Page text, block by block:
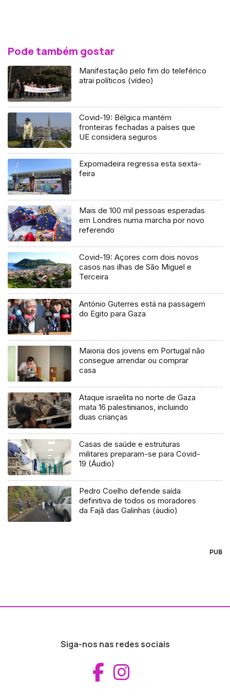
Pode também gostar
Manifestação pelo fim do teleférico
atrai políticos (vídeo)
Covid-19: Bélgica mantém
fronteiras fechadas a países que
UE considera seguros
Expomadeira regressa esta sexta-
feira
Mais de 100 mil pessoas esperadas
em Londres numa marcha por novo
referendo
Covid-19: Açores com dois novos
casos nas ilhas de São Miguel e
Terceira
António Guterres está na passagem
do Egito para Gaza
Maioria dos jovens em Portugal não
consegue arrendar ou comprar
casa
Ataque israelita no norte de Gaza
mata 16 palestinianos, incluindo
duas crianças
Casas de saúde e estruturas
militares preparam-se para Covid-
19 (Áudio)
Pedro Coelho defende saída
definitiva de todos os moradores
da Fajã das Galinhas (áudio)
PUB
Siga-nos nas redes sociais
Aceder ao